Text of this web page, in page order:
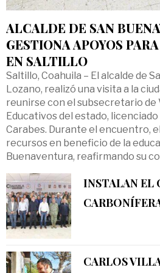
ALCALDE DE SAN
GESTIONA APOYOS
EN SALTILLO
Saltillo, Coahuila – El alcalde de
Lozano, realizó una visita a la
reunirse con el subsecretario de
Educativos del estado,
Carabes. Durante el encuentro,
recursos en beneficio de la
Buenaventura, reafirmando su
INSTALAN EL
CARLOS